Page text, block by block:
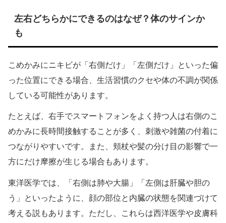
左右どちらかにできるのはなぜ？体のサインか
も
こめかみにニキビが「右側だけ」「左側だけ」といった偏
った位置にできる場合、生活習慣のクセや体の不調が関係
している可能性があります。
たとえば、右手でスマートフォンをよく持つ人は右側のこ
めかみに長時間接触することが多く、刺激や雑菌の付着に
つながりやすいです。また、頬杖や髪の分け目の影響で一
方にだけ摩擦が生じる場合もあります。
東洋医学では、「右側は肺や大腸」「左側は肝臓や胆の
う」といったように、顔の部位と内臓の状態を関連づけて
考える説もあります。ただし、これらは西洋医学や皮膚科